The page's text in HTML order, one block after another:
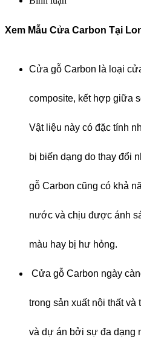
Xem Mẫu Cửa Carbon Tại
Cửa gỗ Carbon là loại
composite, kết hợp giữa
Vật liệu này có đặc tính
bị biến dạng do thay đổi
gỗ Carbon cũng có khả
nước và chịu được ánh
màu hay bị hư hỏng.
Cửa gỗ Carbon ngày
trong sản xuất nội thất và
và dự án bởi sự đa dạng